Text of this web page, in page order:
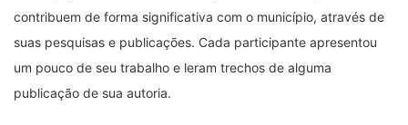
contribuem de forma significativa com o município, através de
suas pesquisas e publicações. Cada participante apresentou
um pouco de seu trabalho e leram trechos de alguma
publicação de sua autoria.